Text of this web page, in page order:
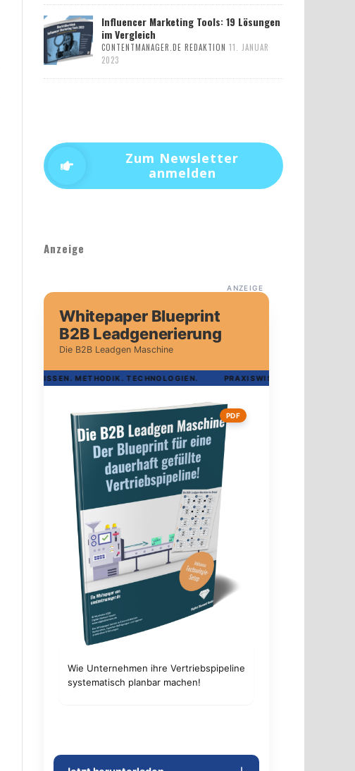
Influencer Marketing Tools: 19 Lösungen
im Vergleich
CONTENTMANAGER.DE REDAKTION 11. JANUAR
2023
Zum Newsletter
anmelden
Anzeige